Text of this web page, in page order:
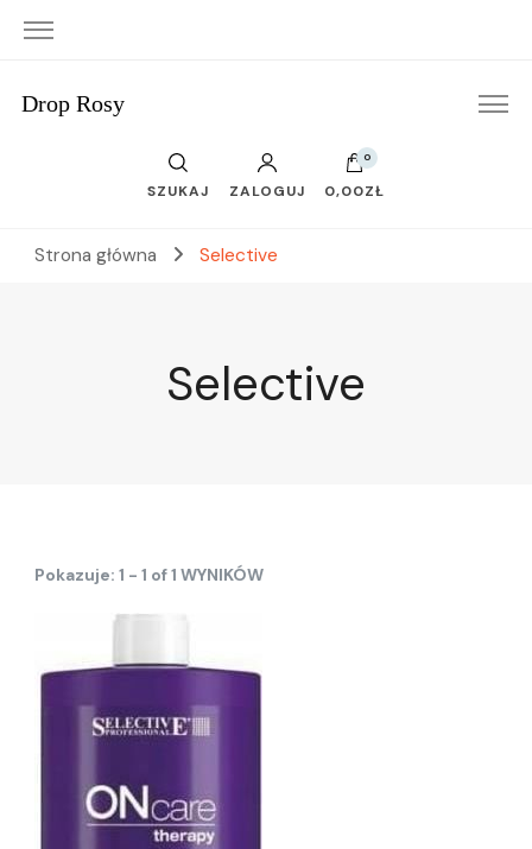
Drop Rosy
SZUKAJ ZALOGUJ
0
0,00ZŁ
Strona główna Selective
Selective
Pokazuje: 1 - 1 of 1 WYNIKÓW